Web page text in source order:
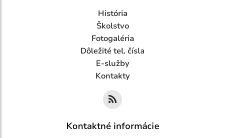
História
Školstvo
Fotogaléria
Dôležité tel. čísla
E-služby
Kontakty
Kontaktné informácie